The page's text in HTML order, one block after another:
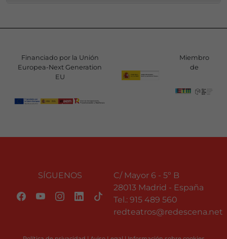
Financiado por la Unión
Europea-Next Generation
EU
Miembro
de
SÍGUENOS
C/ Mayor 6 - 5º B
28013 Madrid - España
Tel.: 915 489 560
redteatros@redescena.net